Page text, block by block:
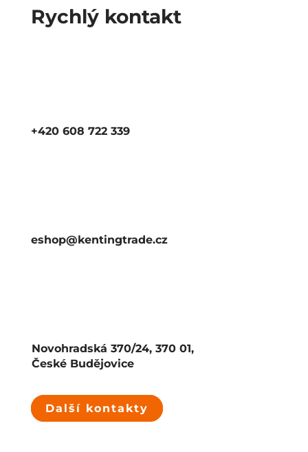
Rychlý kontakt
+420 608 722 339
eshop@kentingtrade.cz
Novohradská 370/24, 370 01,
České Budějovice
Další kontakty